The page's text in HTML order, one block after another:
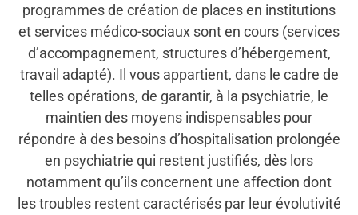
programmes de création de places en institutions
et services médico-sociaux sont en cours (services
d’accompagnement, structures d’hébergement,
travail adapté). Il vous appartient, dans le cadre de
telles opérations, de garantir, à la psychiatrie, le
maintien des moyens indispensables pour
répondre à des besoins d’hospitalisation prolongée
en psychiatrie qui restent justifiés, dès lors
notamment qu’ils concernent une affection dont
les troubles restent caractérisés par leur évolutivité